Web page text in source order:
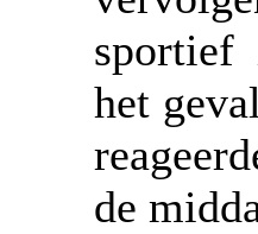
sportief
het
de